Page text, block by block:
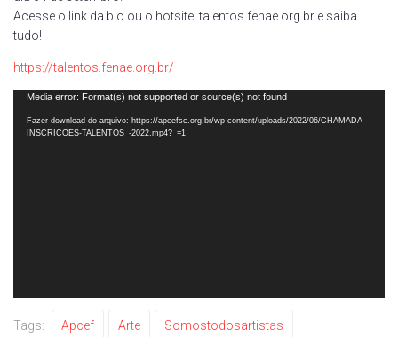
Acesse o link da bio ou o hotsite: talentos.fenae.org.br e saiba
tudo!
https://talentos.fenae.org.br/
Tocador
vídeo
Media error: Format(s) not supported or source(s) not found
Fazer download do arquivo: https://apcefsc.org.br/wp-content/uploads/2022/06/CHAMADA-
INSCRICOES-TALENTOS_-2022.mp4?_=1
Tags: Apcef Arte Somostodosartistas